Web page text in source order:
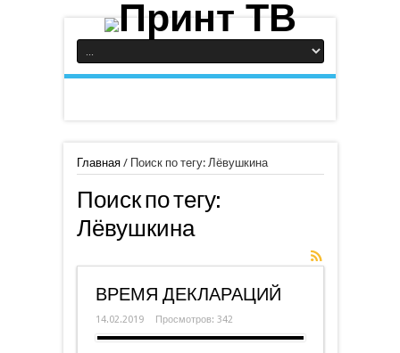
Главная/ Поиск по тегу: Лёвушкина
Поиск по тегу:
Лёвушкина
ВРЕМЯ ДЕКЛАРАЦИЙ
14.02.2019 Просмотров: 342